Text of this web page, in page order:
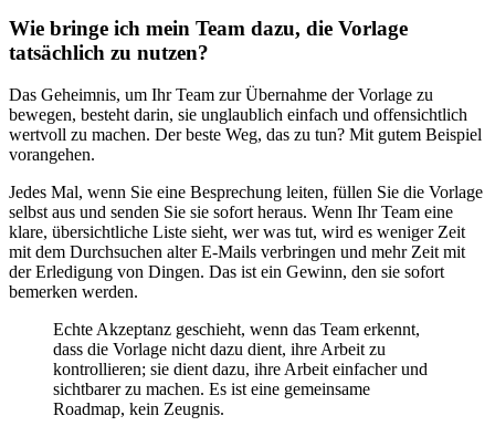
Wie bringe ich mein Team dazu, die Vorlage
tatsächlich zu nutzen?
Das Geheimnis, um Ihr Team zur Übernahme der Vorlage zu
bewegen, besteht darin, sie unglaublich einfach und offensichtlich
wertvoll zu machen. Der beste Weg, das zu tun? Mit gutem Beispiel
vorangehen.
Jedes Mal, wenn Sie eine Besprechung leiten, füllen Sie die Vorlage
selbst aus und senden Sie sie sofort heraus. Wenn Ihr Team eine
klare, übersichtliche Liste sieht, wer was tut, wird es weniger Zeit
mit dem Durchsuchen alter E-Mails verbringen und mehr Zeit mit
der Erledigung von Dingen. Das ist ein Gewinn, den sie sofort
bemerken werden.
Echte Akzeptanz geschieht, wenn das Team erkennt,
dass die Vorlage nicht dazu dient, ihre Arbeit zu
kontrollieren; sie dient dazu, ihre Arbeit einfacher und
sichtbarer zu machen. Es ist eine gemeinsame
Roadmap, kein Zeugnis.